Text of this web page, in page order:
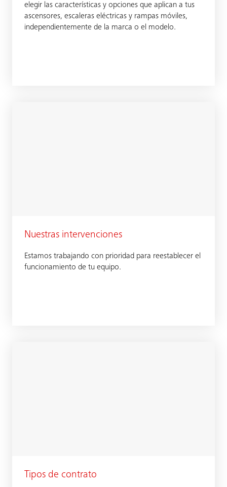
elegir las características y opciones que aplican a tus
ascensores, escaleras eléctricas y rampas móviles,
independientemente de la marca o el modelo.
Nuestras intervenciones
Estamos trabajando con prioridad para reestablecer el
funcionamiento de tu equipo.
Tipos de contrato